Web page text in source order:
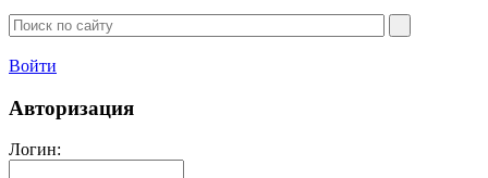
Войти
Авторизация
Логин: